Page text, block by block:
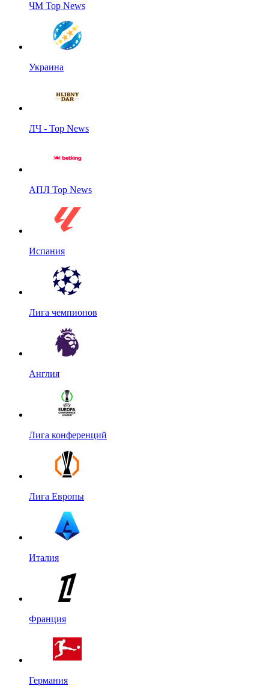
ЧМ Top News
Украина
ЛЧ - Top News
АПЛ Top News
Испания
Лига чемпионов
Англия
Лига конференций
Лига Европы
Италия
Франция
Германия